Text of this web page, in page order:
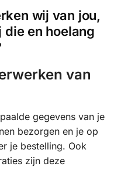
wij van jou,
en hoelang
van
gegevens van je
bezorgen en je op
je bestelling. Ook
zijn deze